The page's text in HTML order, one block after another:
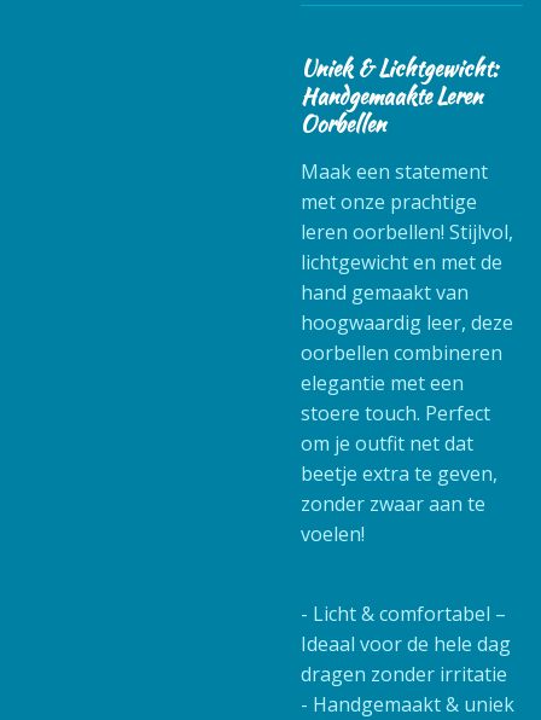
Uniek & Lichtgewicht:
Handgemaakte Leren
Oorbellen
Maak een statement
met onze prachtige
leren oorbellen! Stijlvol,
lichtgewicht en met de
hand gemaakt van
hoogwaardig leer, deze
oorbellen combineren
elegantie met een
stoere touch. Perfect
om je outfit net dat
beetje extra te geven,
zonder zwaar aan te
voelen!
- Licht & comfortabel –
Ideaal voor de hele dag
dragen zonder irritatie
- Handgemaakt & uniek